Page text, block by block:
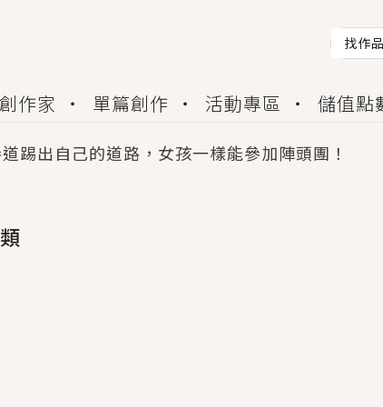
找作品
作家 單篇創作 活動專區 儲值點
踢出自己的道路，女孩一樣能參加陣頭團！
機會獲得豐富廣宣資源、專屬服務與獨享福利！
婚嫁大佬，你哭什麼？》追妻火葬場！前夫失憶
的夏日、檸檬的香氣、互相愛慕的兩位少女，
洛蒙體質世界觀，無法抗拒的吸引力，已中毒
族買了房子模型，但現實中買下的竟是屬於他的
有一個連自己也無法改變的永恆， 他的一生將